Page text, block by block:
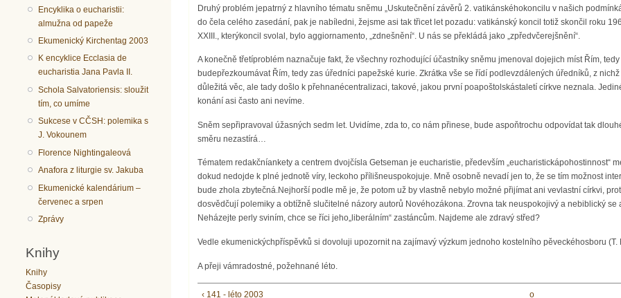
Encyklika o eucharistii:
almužna od papeže
Ekumenický Kirchentag 2003
K encyklice Ecclasia de
eucharistia Jana Pavla II.
Schola Salvatoriensis: sloužit
tím, co umíme
Sukcese v CČSH: polemika s
J. Vokounem
Florence Nightingaleová
Anafora z liturgie sv. Jakuba
Ekumenické kalendárium –
červenec a srpen
Zprávy
Knihy
Knihy
Časopisy
Druhý problém jepatrný z hlavního tématu sněmu „Uskutečnění závěrů 2. vatikánskéhokoncilu v našich
do čela celého zasedání, pak je nabíledni, žejsme asi tak třicet let pozadu: vatikánský koncil totiž skončil roku
XXIII., kterýkoncil svolal, bylo aggiornamento, „zdnešnění“. U nás se překládá jako „zpředvčerejšnění“.
A konečně třetíproblém naznačuje fakt, že všechny rozhodující účastníky sněmu jmenoval dojejich míst Řím,
budepřezkoumávat Řím, tedy zas úředníci papežské kurie. Zkrátka vše se řídí podlevzdálených úředníků, z
důležitá věc, ale tady došlo k přehnanécentralizaci, takové, jakou první poapoštolskástaletí církve neznala.
konání asi často ani nevíme.
Sněm sepřipravoval úžasných sedm let. Uvidíme, zda to, co nám přinese, bude aspoňtrochu odpovídat tak
směru nezastírá…
Tématem redakčníankety a centrem dvojčísla Getseman je eucharistie, především „eucharistickápohostinnost“
dokud nedojde k plné jednotě víry, leckoho přílišneuspokojuje. Mně osobně nevadí jen to, že se tím možnost
bude zhola zbytečná.Nejhorší podle mě je, že potom už by vlastně nebylo možné přijímat ani vevlastní církvi,
dosvědčují polemiky a obtížně slučitelné názory autorů Novéhozákona. Zrovna tak neuspokojivý a nebiblický
Neházejte perly sviním, chce se říci jeho„liberálním“ zastáncům. Najdeme ale zdravý střed?
Vedle ekumenickýchpříspěvků si dovoluji upozornit na zajímavý výzkum jednoho kostelního pěveckéhosboru (T.
A přeji vámradostné, požehnané léto.
‹ 141 - léto 2003
o